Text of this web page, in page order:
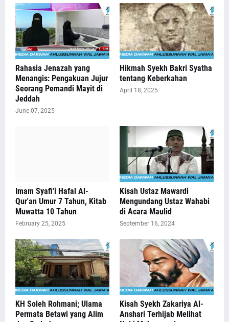
Rahasia Jenazah yang
Menangis: Pengakuan Jujur
Seorang Pemandi Mayit di
Jeddah
June 07, 2025
Hikmah Syekh Bakri Syatha
tentang Keberkahan
April 18, 2025
Imam Syafi'i Hafal Al-
Qur'an Umur 7 Tahun, Kitab
Muwatta 10 Tahun
February 25, 2025
Kisah Ustaz Mawardi
Mengundang Ustaz Wahabi
di Acara Maulid
September 16, 2024
KH Soleh Rohmani; Ulama
Permata Betawi yang Alim
Kisah Syekh Zakariya Al-
Anshari Terhijab Melihat